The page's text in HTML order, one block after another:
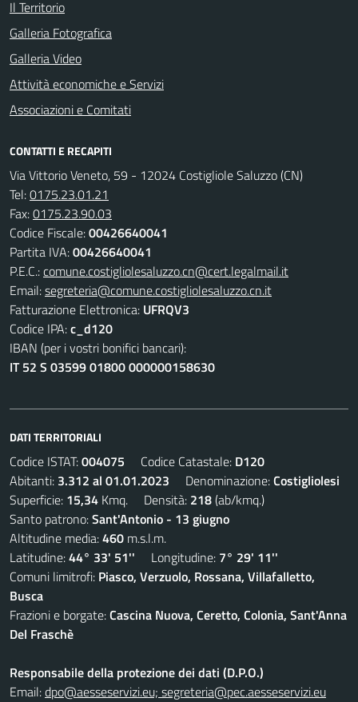
Il Territorio
Galleria Fotografica
Galleria Video
Attività economiche e Servizi
Associazioni e Comitati
CONTATTI E RECAPITI
Via Vittorio Veneto, 59 - 12024 Costigliole Saluzzo (CN)
Tel:0175.23.01.21
Fax:0175.23.90.03
Codice Fiscale:00426640041
Partita IVA:00426640041
P.E.C.:comune.costigliolesaluzzo.cn@cert.legalmail.it
Email:segreteria@comune.costigliolesaluzzo.cn.it
Fatturazione Elettronica: UFRQV3
Codice IPA:c_d120
IBAN (per i vostri bonifici bancari):
IT 52 S 03599 01800 000000158630
DATI TERRITORIALI
Codice ISTAT:004075 Codice Catastale: D120
Abitanti: 3.312 al 01.01.2023 Denominazione:Costigliolesi
Superficie: 15,34 Kmq. Densità: 218(ab/kmq.)
Santo patrono:Sant'Antonio - 13 giugno
Altitudine media:460 m.s.l.m.
Latitudine:44° 33' 51'' Longitudine: 7° 29' 11''
Comuni limitrofi: Piasco, Verzuolo, Rossana, Villafalletto,
Busca
Frazioni e borgate:Cascina Nuova, Ceretto, Colonia, Sant'Anna
Del Fraschè
Responsabile della protezione dei dati (D.P.O.)
Email:dpo@aesseservizi.eu; segreteria@pec.aesseservizi.eu